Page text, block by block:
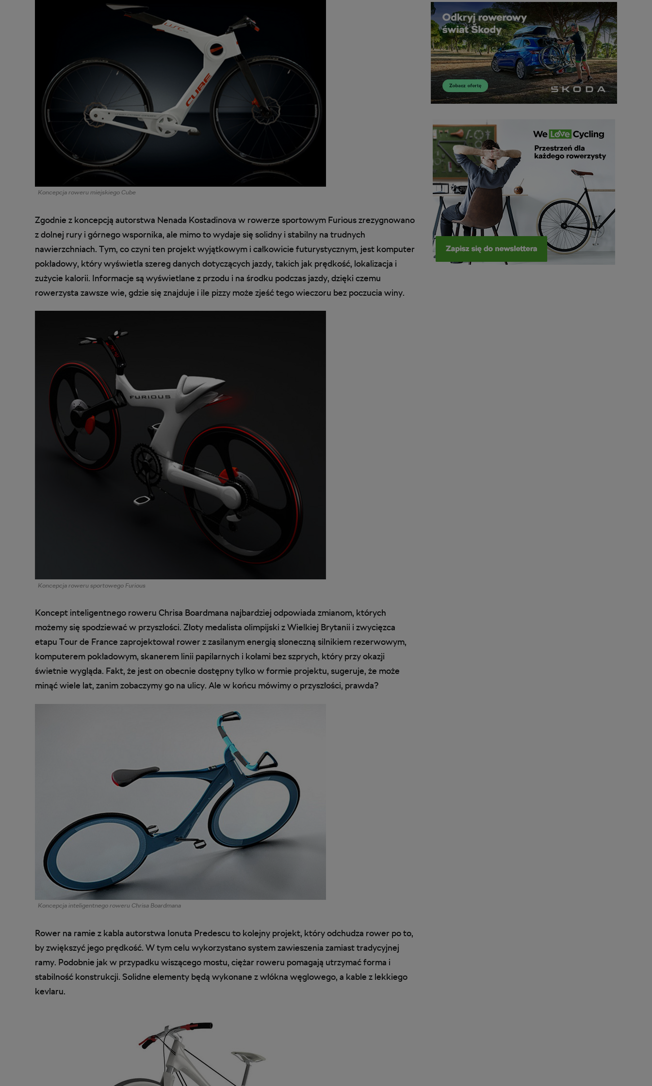
Koncepcja roweru miejskiego Cube
Zgodnie z koncepcją autorstwa Nenada Kostadinova w rowerze sportowym Furious zrezygnowano
z dolnej rury i górnego wspornika, ale mimo to wydaje się solidny i stabilny na trudnych
nawierzchniach. Tym, co czyni ten projekt wyjątkowym i całkowicie futurystycznym, jest komputer
pokładowy, który wyświetla szereg danych dotyczących jazdy, takich jak prędkość, lokalizacja i
zużycie kalorii. Informacje są wyświetlane z przodu i na środku podczas jazdy, dzięki czemu
rowerzysta zawsze wie, gdzie się znajduje i ile pizzy może zjeść tego wieczoru bez poczucia winy.
Koncepcja roweru sportowego Furious
Koncept inteligentnego roweru Chrisa Boardmana najbardziej odpowiada zmianom, których
możemy się spodziewać w przyszłości. Złoty medalista olimpijski z Wielkiej Brytanii i zwycięzca
etapu Tour de France zaprojektował rower z zasilanym energią słoneczną silnikiem rezerwowym,
komputerem pokładowym, skanerem linii papilarnych i kołami bez szprych, który przy okazji
świetnie wygląda. Fakt, że jest on obecnie dostępny tylko w formie projektu, sugeruje, że może
minąć wiele lat, zanim zobaczymy go na ulicy. Ale w końcu mówimy o przyszłości, prawda?
Koncepcja inteligentnego roweru Chrisa Boardmana
Rower na ramie z kabla autorstwa Ionuta Predescu to kolejny projekt, który odchudza rower po to,
by zwiększyć jego prędkość. W tym celu wykorzystano system zawieszenia zamiast tradycyjnej
ramy. Podobnie jak w przypadku wiszącego mostu, ciężar roweru pomagają utrzymać forma i
stabilność konstrukcji. Solidne elementy będą wykonane z włókna węglowego, a kable z lekkiego
kevlaru.